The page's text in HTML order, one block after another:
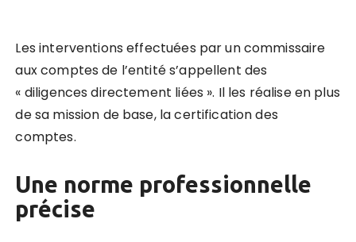
Les interventions effectuées par un commissaire
aux comptes de l’entité s’appellent des
« diligences directement liées ». Il les réalise en plus
de sa mission de base, la certification des
comptes.
Une norme professionnelle
précise